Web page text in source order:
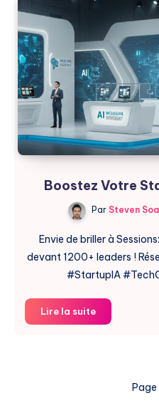
Votre
Startup
Boostez Votre
ParSteven
Envie de briller à
devant 1200+ leaders !
#StartupIA
Lire la suiteBoostez
Votre
Page